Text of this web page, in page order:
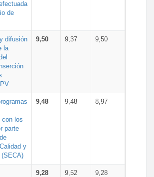
de
difusión
la
9,50 9,37 9,50
con los
parte
y
9,48 9,48 8,97
9,28 9,52 9,28